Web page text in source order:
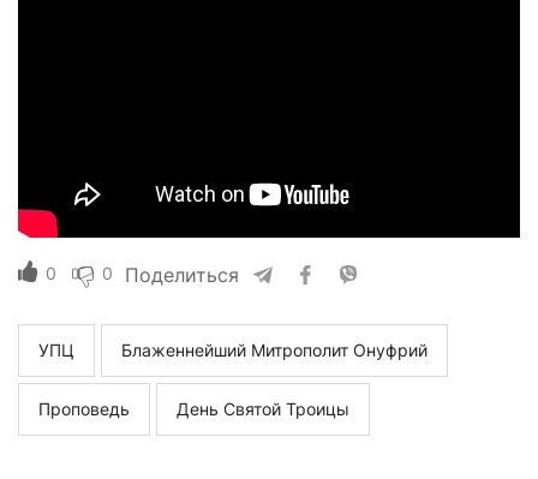
0 0 Поделиться
УПЦ Блаженнейший Митрополит Онуфрий
Проповедь День Святой Троицы